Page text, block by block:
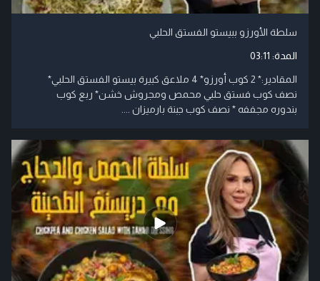
سلطة الأورزو ببيستو الفستق الحلبي
المدة: 03:11
المقادير:* 2 كوب أورزو* 4 ملاعق كبيرة بيستو الفستق الحلبي*
نصف كوب فستق حلبي محمص ومجروش خشن* ربع كوب
بندوره مجففه * نصف كوب جبنة بارميزان ....